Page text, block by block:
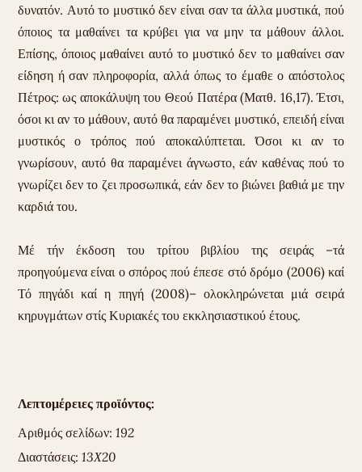
δυνατόν. Αυτό το μυστικό δεν είναι σαν τα άλλα μυστικά, πού
όποιος τα μαθαίνει τα κρύβει για να μην τα μάθουν άλλοι.
Επίσης, όποιος μαθαίνει αυτό το μυστικό δεν το μαθαίνει σαν
είδηση ή σαν πληροφορία, αλλά όπως το έμαθε ο απόστολος
Πέτρος: ως αποκάλυψη του Θεού Πατέρα (Ματθ. 16,17). Έτσι,
όσοι κι αν το μάθουν, αυτό θα παραμένει μυστικό, επειδή είναι
μυστικός ο τρόπος πού αποκαλύπτεται. Όσοι κι αν το
γνωρίσουν, αυτό θα παραμένει άγνωστο, εάν καθένας πού το
γνωρίζει δεν το ζει προσωπικά, εάν δεν το βιώνει βαθιά με την
καρδιά του.
Μέ τήν έκδοση του τρίτου βιβλίου της σειράς –τά
προηγούμενα είναι ο σπόρος πού έπεσε στό δρόμο (2006) καί
Τό πηγάδι καί η πηγή (2008)– ολοκληρώνεται μιά σειρά
κηρυγμάτων στίς Κυριακές του εκκλησιαστικού έτους.
Λεπτομέρειες προϊόντος:
Αριθμός σελίδων: 192
Διαστάσεις: 13Χ20